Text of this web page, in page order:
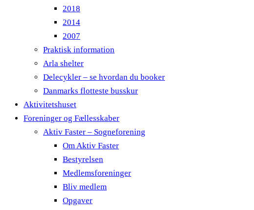
2018
2014
2007
Praktisk information
Arla shelter
Delecykler – se hvordan du booker
Danmarks flotteste busskur
Aktivitetshuset
Foreninger og Fællesskaber
Aktiv Faster – Sogneforening
Om Aktiv Faster
Bestyrelsen
Medlemsforeninger
Bliv medlem
Opgaver